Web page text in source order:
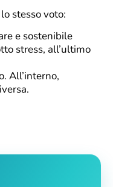
stesso voto:
e sostenibile
stress, all’ultimo
All’interno,